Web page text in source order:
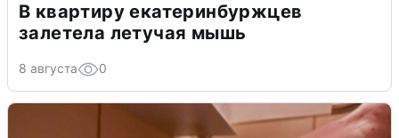
В квартиру екатеринбуржцев
залетела летучая мышь
8 августа 0